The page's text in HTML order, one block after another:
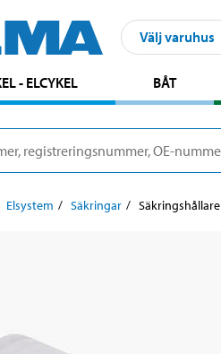
Välj varuhus
- ELCYKEL BÅT
Elsystem Säkringar Säkringshållare